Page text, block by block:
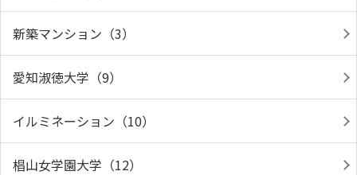
新築マンション（3）
愛知淑徳大学（9）
イルミネーション（10）
椙山女学園大学（12）